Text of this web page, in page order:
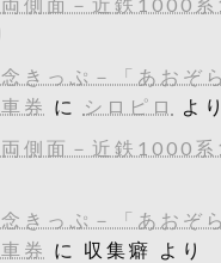
両側面－近鉄1000
念きっぷ－「あおぞ
券 に シロピロ
より
両側面－近鉄1000
念きっぷ－「あおぞ
券 に 収集癖 より